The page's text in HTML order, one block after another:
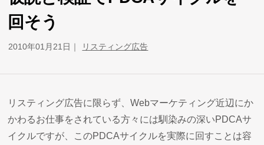
回そう
2010年01月21日 リスティング広告
リスティング広告に限らず、Webマーケティング近辺にか
かわるお仕事をされている方々には馴染みの深いPDCAサ
イクルですが、このPDCAサイクルを実際に回すことは容